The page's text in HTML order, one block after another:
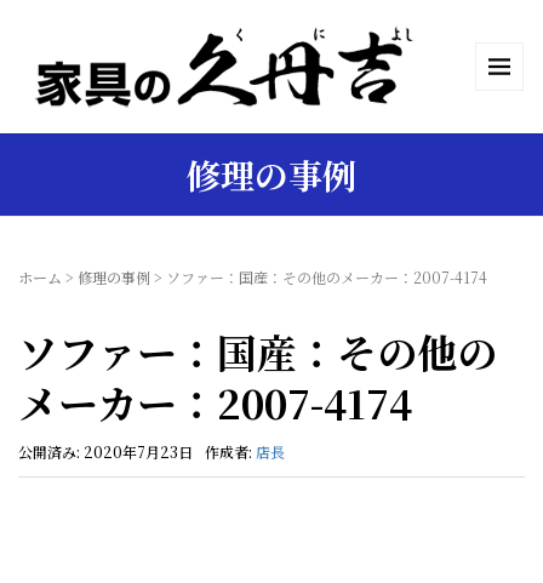
修理の事例
ホーム > 修理の事例 > ソファー：国産：その他のメーカー：2007-4174
ソファー：国産：その他の
メーカー：2007-4174
公開済み: 2020年7月23日 作成者: 店長